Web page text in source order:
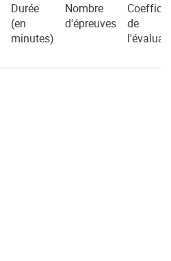
Durée
(en
minutes)
Nombre
d'épreuves
de